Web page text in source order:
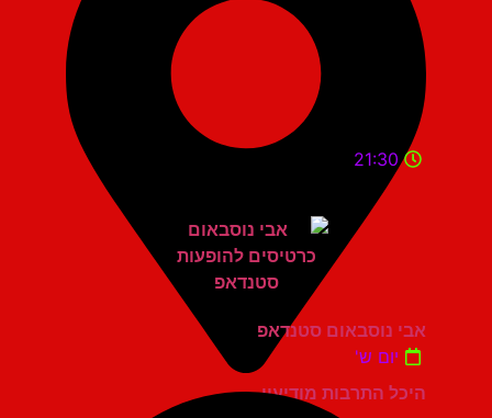
היכל התרבות מודיעין
21:30
אבי נוסבאום סטנדאפ
יום ש'